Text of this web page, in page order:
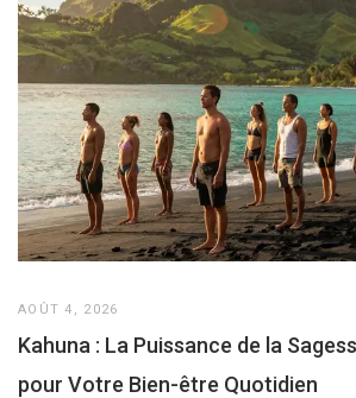
AOÛT 4, 2026
Kahuna : La Puissance de la
pour Votre Bien-être Quotidien